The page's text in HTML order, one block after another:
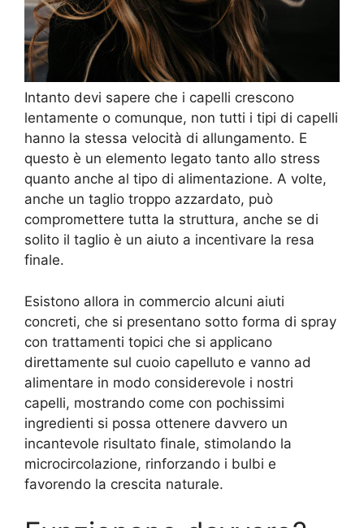
Intanto devi sapere che i capelli crescono
lentamente o comunque, non tutti i tipi di capelli
hanno la stessa velocità di allungamento. E
questo è un elemento legato tanto allo stress
quanto anche al tipo di alimentazione. A volte,
anche un taglio troppo azzardato, può
compromettere tutta la struttura, anche se di
solito il taglio è un aiuto a incentivare la resa
finale.
Esistono allora in commercio alcuni aiuti
concreti, che si presentano sotto forma di spray
con trattamenti topici che si applicano
direttamente sul cuoio capelluto e vanno ad
alimentare in modo considerevole i nostri
capelli, mostrando come con pochissimi
ingredienti si possa ottenere davvero un
incantevole risultato finale, stimolando la
microcircolazione, rinforzando i bulbi e
favorendo la crescita naturale.